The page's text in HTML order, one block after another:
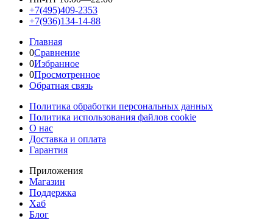
+7(495)409-2353
+7(936)134-14-88
Главная
0Сравнение
0Избранное
0Просмотренное
Обратная связь
Политика обработки персональных данных
Политика использования файлов cookie
О нас
Доставка и оплата
Гарантия
Приложения
Магазин
Поддержка
Хаб
Блог